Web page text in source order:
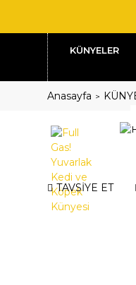
KÜNYELER
Anasayfa
TAVSİYE ET